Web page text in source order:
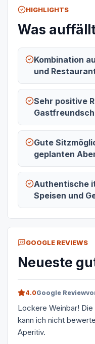
HIGHLIGHTS
Was
Kombination
und
Sehr positive
Gute
geplanten
Authentische
Speisen und
GOOGLE REVIEWS
Neueste
4.0Google Review
Lockere Weinbar!
kann ich nicht
Aperitiv.